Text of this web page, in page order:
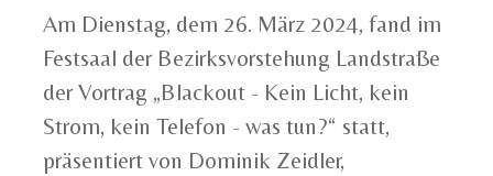
Am Dienstag, dem 26. März 2024, fand im
Festsaal der Bezirksvorstehung Landstraße
der Vortrag „Blackout - Kein Licht, kein
Strom, kein Telefon - was tun?“ statt,
präsentiert von Dominik Zeidler,